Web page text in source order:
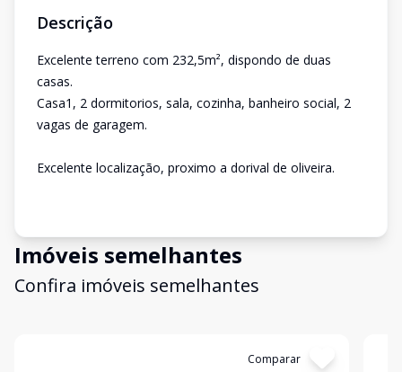
Descrição
Excelente terreno com 232,5m², dispondo de duas
casas.
Casa1, 2 dormitorios, sala, cozinha, banheiro social, 2
vagas de garagem.
Excelente localização, proximo a dorival de oliveira.
Imóveis semelhantes
Confira imóveis semelhantes
Comparar